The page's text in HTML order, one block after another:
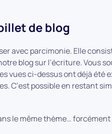
de blog
avec parcimonie. Elle
blog sur l’écriture. Vous
vues ci-dessus ont déjà été
C’est possible en restant
le même thème… forcément